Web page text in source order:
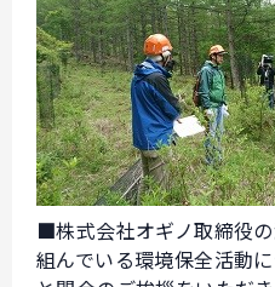
■株式会社オギノ取締役
組んでいる環境保全活動